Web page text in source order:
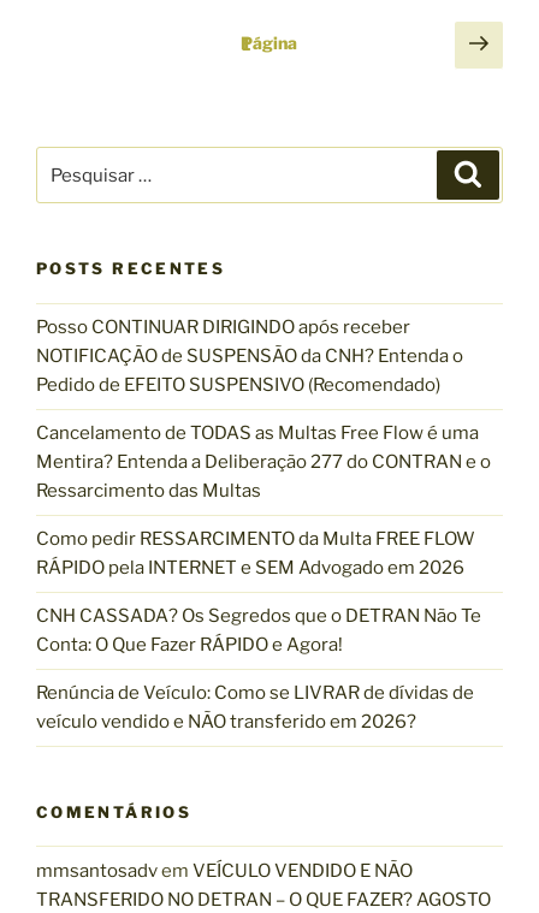
a
ã
o
d
e
p
o
s
t
s
Página
1
P
r
i
m
a
g
u
i
s
a
r
p
o
r
s
r
POSTS RECENTES
Posso CONTINUAR DIRIGINDO após receber
NOTIFICAÇÃO de SUSPENSÃO da CNH? Entenda o
Pedido de EFEITO SUSPENSIVO (Recomendado)
Cancelamento de TODAS as Multas Free Flow é uma
Mentira? Entenda a Deliberação 277 do CONTRAN e o
Ressarcimento das Multas
Como pedir RESSARCIMENTO da Multa FREE FLOW
RÁPIDO pela INTERNET e SEM Advogado em 2026
CNH CASSADA? Os Segredos que o DETRAN Não Te
Conta: O Que Fazer RÁPIDO e Agora!
Renúncia de Veículo: Como se LIVRAR de dívidas de
veículo vendido e NÃO transferido em 2026?
COMENTÁRIOS
mmsantosadvem VEÍCULO VENDIDO E NÃO
TRANSFERIDO NO DETRAN – O QUE FAZER? AGOSTO